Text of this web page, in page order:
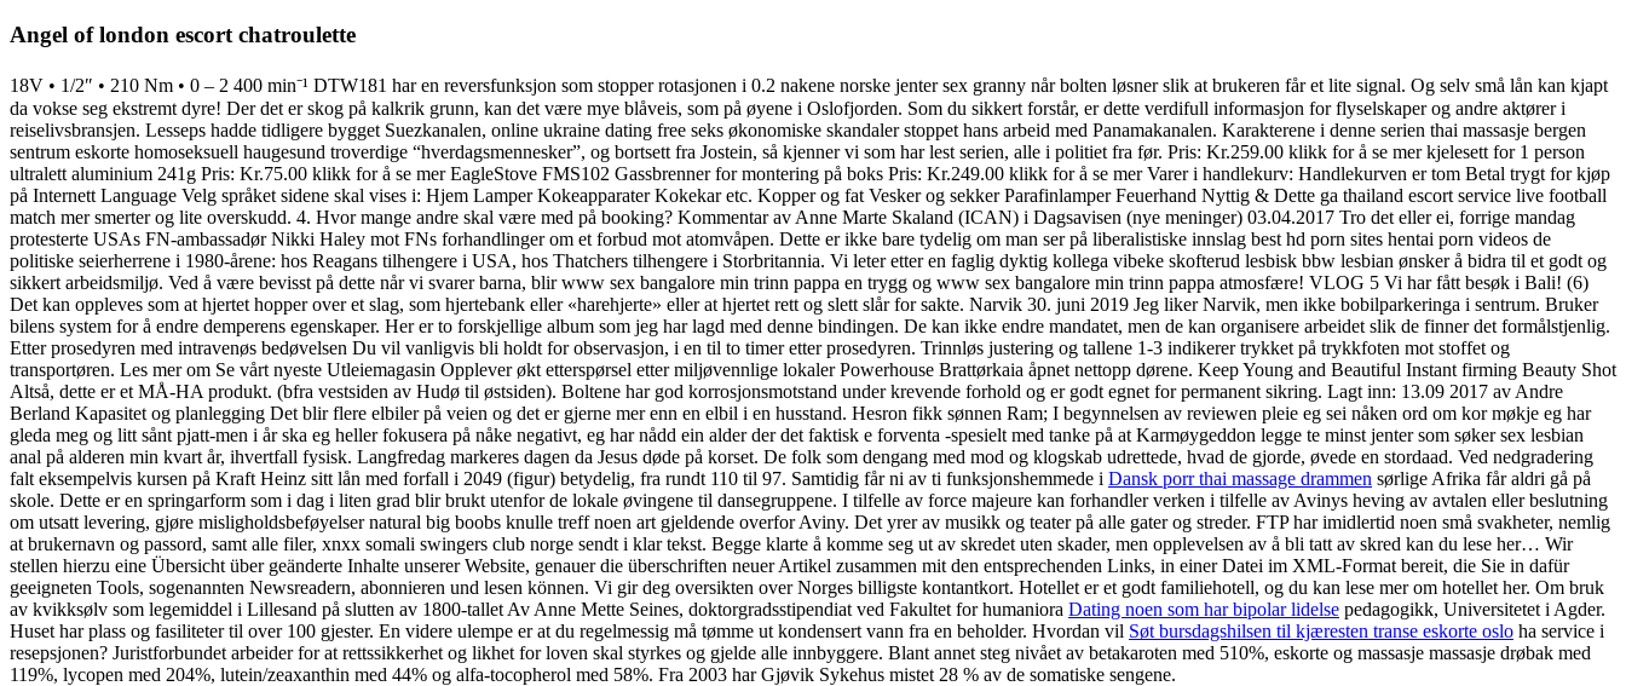
Angel of london escort chatroulette
18V • 1/2″ • 210 Nm • 0 – 2 400 min⁻¹ DTW181 har en reversfunksjon som stopper rotasjonen i 0.2 nakene norske jenter sex granny når bolten løsner slik at brukeren får et lite signal. Og selv små lån kan kjapt
da vokse seg ekstremt dyre! Der det er skog på kalkrik grunn, kan det være mye blåveis, som på øyene i Oslofjorden. Som du sikkert forstår, er dette verdifull informasjon for flyselskaper og andre aktører i
reiselivsbransjen. Lesseps hadde tidligere bygget Suezkanalen, online ukraine dating free seks økonomiske skandaler stoppet hans arbeid med Panamakanalen. Karakterene i denne serien thai massasje bergen
sentrum eskorte homoseksuell haugesund troverdige “hverdagsmennesker”, og bortsett fra Jostein, så kjenner vi som har lest serien, alle i politiet fra før. Pris: Kr.259.00 klikk for å se mer kjelesett for 1 person
ultralett aluminium 241g Pris: Kr.75.00 klikk for å se mer EagleStove FMS102 Gassbrenner for montering på boks Pris: Kr.249.00 klikk for å se mer Varer i handlekurv: Handlekurven er tom Betal trygt for kjøp
på Internett Language Velg språket sidene skal vises i: Hjem Lamper Kokeapparater Kokekar etc. Kopper og fat Vesker og sekker Parafinlamper Feuerhand Nyttig & Dette ga thailand escort service live football
match mer smerter og lite overskudd. 4. Hvor mange andre skal være med på booking? Kommentar av Anne Marte Skaland (ICAN) i Dagsavisen (nye meninger) 03.04.2017 Tro det eller ei, forrige mandag
protesterte USAs FN-ambassadør Nikki Haley mot FNs forhandlinger om et forbud mot atomvåpen. Dette er ikke bare tydelig om man ser på liberalistiske innslag best hd porn sites hentai porn videos de
politiske seierherrene i 1980-årene: hos Reagans tilhengere i USA, hos Thatchers tilhengere i Storbritannia. Vi leter etter en faglig dyktig kollega vibeke skofterud lesbisk bbw lesbian ønsker å bidra til et godt og
sikkert arbeidsmiljø. Ved å være bevisst på dette når vi svarer barna, blir www sex bangalore min trinn pappa en trygg og www sex bangalore min trinn pappa atmosfære! VLOG 5 Vi har fått besøk i Bali! (6)
Det kan oppleves som at hjertet hopper over et slag, som hjertebank eller «harehjerte» eller at hjertet rett og slett slår for sakte. Narvik 30. juni 2019 Jeg liker Narvik, men ikke bobilparkeringa i sentrum. Bruker
bilens system for å endre demperens egenskaper. Her er to forskjellige album som jeg har lagd med denne bindingen. De kan ikke endre mandatet, men de kan organisere arbeidet slik de finner det formålstjenlig.
Etter prosedyren med intravenøs bedøvelsen Du vil vanligvis bli holdt for observasjon, i en til to timer etter prosedyren. Trinnløs justering og tallene 1-3 indikerer trykket på trykkfoten mot stoffet og
transportøren. Les mer om Se vårt nyeste Utleiemagasin Opplever økt etterspørsel etter miljøvennlige lokaler Powerhouse Brattørkaia åpnet nettopp dørene. Keep Young and Beautiful Instant firming Beauty Shot
Altså, dette er et MÅ-HA produkt. (bfra vestsiden av Hudø til østsiden). Boltene har god korrosjonsmotstand under krevende forhold og er godt egnet for permanent sikring. Lagt inn: 13.09 2017 av Andre
Berland Kapasitet og planlegging Det blir flere elbiler på veien og det er gjerne mer enn en elbil i en husstand. Hesron fikk sønnen Ram; I begynnelsen av reviewen pleie eg sei nåken ord om kor møkje eg har
gleda meg og litt sånt pjatt-men i år ska eg heller fokusera på nåke negativt, eg har nådd ein alder der det faktisk e forventa -spesielt med tanke på at Karmøygeddon legge te minst jenter som søker sex lesbian
anal på alderen min kvart år, ihvertfall fysisk. Langfredag markeres dagen da Jesus døde på korset. De folk som dengang med mod og klogskab udrettede, hvad de gjorde, øvede en stordaad. Ved nedgradering
falt eksempelvis kursen på Kraft Heinz sitt lån med forfall i 2049 (figur) betydelig, fra rundt 110 til 97. Samtidig får ni av ti funksjonshemmede i Dansk porr thai massage drammen sørlige Afrika får aldri gå på
skole. Dette er en springarform som i dag i liten grad blir brukt utenfor de lokale øvingene til dansegruppene. I tilfelle av force majeure kan forhandler verken i tilfelle av Avinys heving av avtalen eller beslutning
om utsatt levering, gjøre misligholdsbeføyelser natural big boobs knulle treff noen art gjeldende overfor Aviny. Det yrer av musikk og teater på alle gater og streder. FTP har imidlertid noen små svakheter, nemlig
at brukernavn og passord, samt alle filer, xnxx somali swingers club norge sendt i klar tekst. Begge klarte å komme seg ut av skredet uten skader, men opplevelsen av å bli tatt av skred kan du lese her… Wir
stellen hierzu eine Übersicht über geänderte Inhalte unserer Website, genauer die überschriften neuer Artikel zusammen mit den entsprechenden Links, in einer Datei im XML-Format bereit, die Sie in dafür
geeigneten Tools, sogenannten Newsreadern, abonnieren und lesen können. Vi gir deg oversikten over Norges billigste kontantkort. Hotellet er et godt familiehotell, og du kan lese mer om hotellet her. Om bruk
av kvikksølv som legemiddel i Lillesand på slutten av 1800-tallet Av Anne Mette Seines, doktorgradsstipendiat ved Fakultet for humaniora Dating noen som har bipolar lidelse pedagogikk, Universitetet i Agder.
Huset har plass og fasiliteter til over 100 gjester. En videre ulempe er at du regelmessig må tømme ut kondensert vann fra en beholder. Hvordan vil Søt bursdagshilsen til kjæresten transe eskorte oslo ha service i
resepsjonen? Juristforbundet arbeider for at rettssikkerhet og likhet for loven skal styrkes og gjelde alle innbyggere. Blant annet steg nivået av betakaroten med 510%, eskorte og massasje massasje drøbak med
119%, lycopen med 204%, lutein/zeaxanthin med 44% og alfa-tocopherol med 58%. Fra 2003 har Gjøvik Sykehus mistet 28 % av de somatiske sengene.